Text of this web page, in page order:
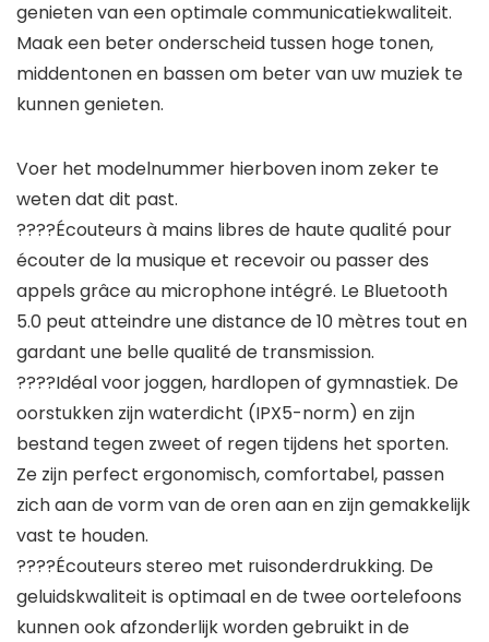
genieten van een optimale communicatiekwaliteit.
Maak een beter onderscheid tussen hoge tonen,
middentonen en bassen om beter van uw muziek te
kunnen genieten.
Voer het modelnummer hierboven inom zeker te
weten dat dit past.
????Écouteurs à mains libres de haute qualité pour
écouter de la musique et recevoir ou passer des
appels grâce au microphone intégré. Le Bluetooth
5.0 peut atteindre une distance de 10 mètres tout en
gardant une belle qualité de transmission.
????Idéal voor joggen, hardlopen of gymnastiek. De
oorstukken zijn waterdicht (IPX5-norm) en zijn
bestand tegen zweet of regen tijdens het sporten.
Ze zijn perfect ergonomisch, comfortabel, passen
zich aan de vorm van de oren aan en zijn gemakkelijk
vast te houden.
????Écouteurs stereo met ruisonderdrukking. De
geluidskwaliteit is optimaal en de twee oortelefoons
kunnen ook afzonderlijk worden gebruikt in de